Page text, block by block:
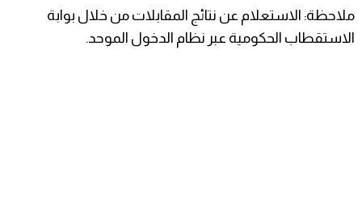
ملاحظة: الاستعلام عن نتائج المقابلات من خلال بوابة
الاستقطاب الحكومية عبر نظام الدخول الموحد.